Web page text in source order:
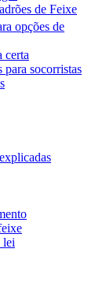
de Feixe
opções de
certa
para socorristas
lei